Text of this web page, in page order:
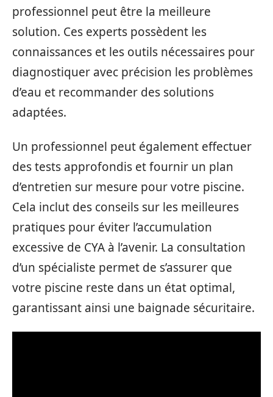
professionnel peut être la meilleure
solution. Ces experts possèdent les
connaissances et les outils nécessaires pour
diagnostiquer avec précision les problèmes
d’eau et recommander des solutions
adaptées.
Un professionnel peut également effectuer
des tests approfondis et fournir un plan
d’entretien sur mesure pour votre piscine.
Cela inclut des conseils sur les meilleures
pratiques pour éviter l’accumulation
excessive de CYA à l’avenir. La consultation
d’un spécialiste permet de s’assurer que
votre piscine reste dans un état optimal,
garantissant ainsi une baignade sécuritaire.